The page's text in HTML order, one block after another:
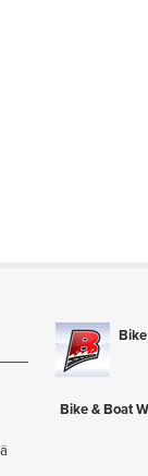
Bike & Boat